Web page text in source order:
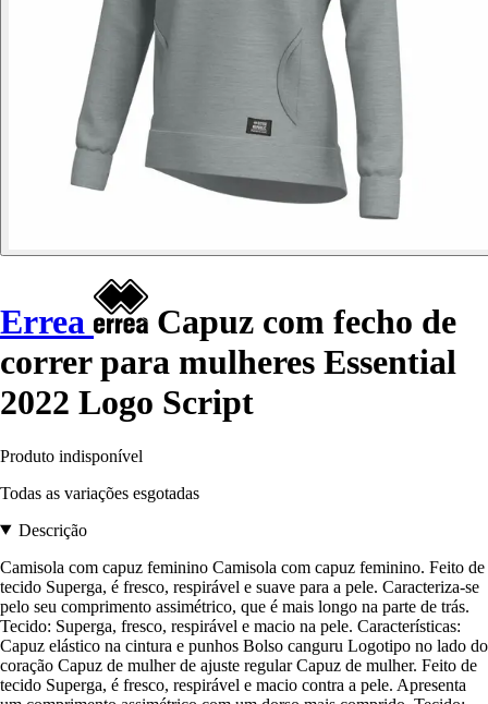
Errea
Capuz com fecho de
correr para mulheres Essential
2022 Logo Script
Produto indisponível
Todas as variações esgotadas
Descrição
Camisola com capuz feminino Camisola com capuz feminino. Feito de
tecido Superga, é fresco, respirável e suave para a pele. Caracteriza-se
pelo seu comprimento assimétrico, que é mais longo na parte de trás.
Tecido: Superga, fresco, respirável e macio na pele. Características:
Capuz elástico na cintura e punhos Bolso canguru Logotipo no lado do
coração Capuz de mulher de ajuste regular Capuz de mulher. Feito de
tecido Superga, é fresco, respirável e macio contra a pele. Apresenta